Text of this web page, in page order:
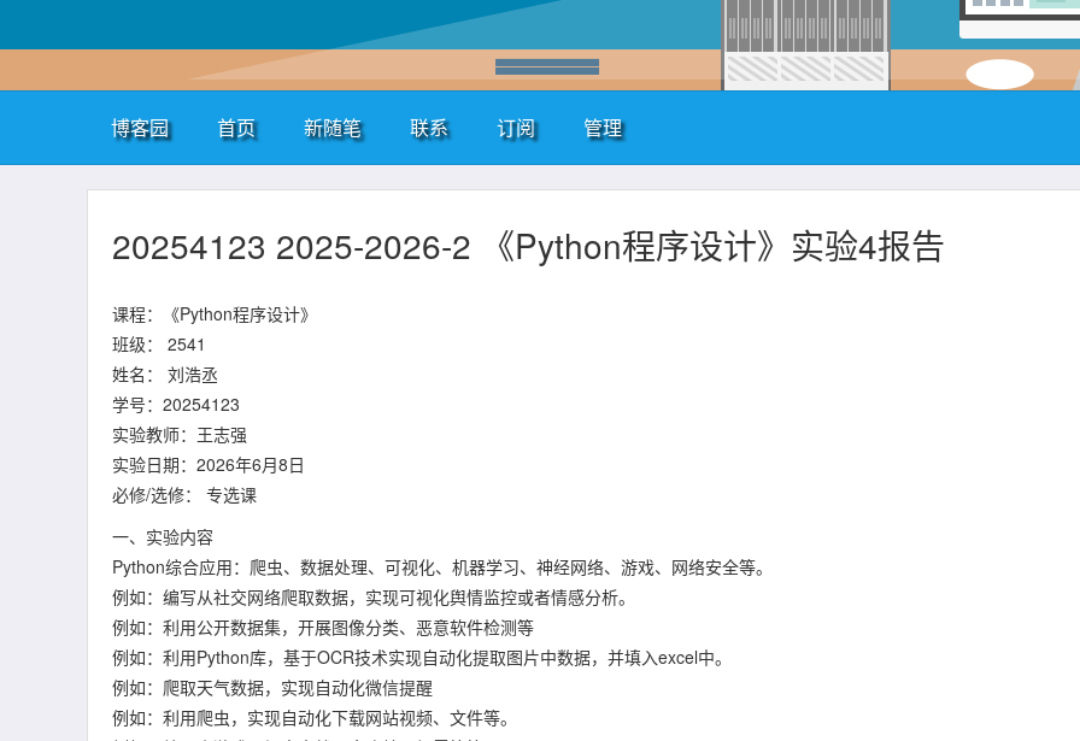
博客园 首页 新随笔 联系 订阅 管理
20254123 2025-2026-2 《Python程序设计》实验4报告
课程：《Python程序设计》
班级： 2541
姓名： 刘浩丞
学号：20254123
实验教师：王志强
实验日期：2026年6月8日
必修/选修： 专选课
一、实验内容
Python综合应用：爬虫、数据处理、可视化、机器学习、神经网络、游戏、网络安全等。
例如：编写从社交网络爬取数据，实现可视化舆情监控或者情感分析。
例如：利用公开数据集，开展图像分类、恶意软件检测等
例如：利用Python库，基于OCR技术实现自动化提取图片中数据，并填入excel中。
例如：爬取天气数据，实现自动化微信提醒
例如：利用爬虫，实现自动化下载网站视频、文件等。